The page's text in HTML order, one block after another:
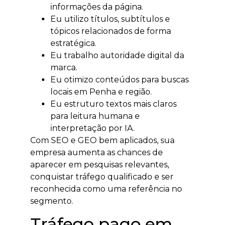
informações da página.
Eu utilizo títulos, subtítulos e
tópicos relacionados de forma
estratégica.
Eu trabalho autoridade digital da
marca.
Eu otimizo conteúdos para buscas
locais em Penha e região.
Eu estruturo textos mais claros
para leitura humana e
interpretação por IA.
Com SEO e GEO bem aplicados, sua
empresa aumenta as chances de
aparecer em pesquisas relevantes,
conquistar tráfego qualificado e ser
reconhecida como uma referência no
segmento.